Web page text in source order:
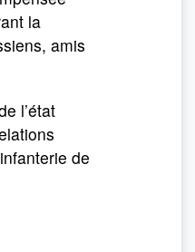
la
amis
l’état
de